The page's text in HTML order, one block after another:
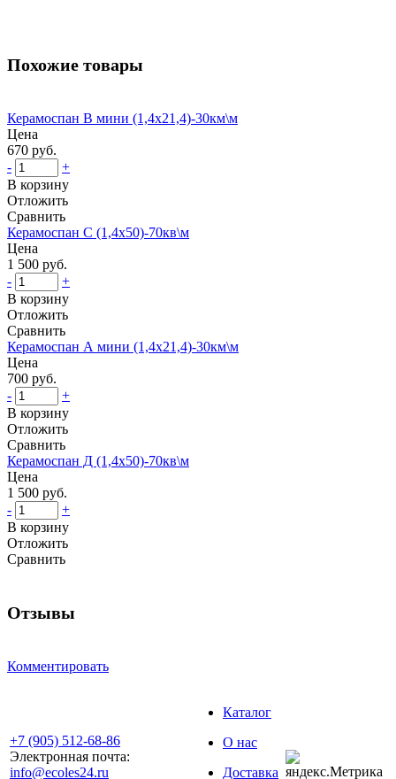
Похожие товары
Керамоспан В мини (1,4х21,4)-30км\м
Цена
670 руб.
-
+
В корзину
Отложить
Сравнить
Керамоспан С (1,4x50)-70кв\м
Цена
1 500 руб.
-
+
В корзину
Отложить
Сравнить
Керамоспан А мини (1,4х21,4)-30км\м
Цена
700 руб.
-
+
В корзину
Отложить
Сравнить
Керамоспан Д (1,4x50)-70кв\м
Цена
1 500 руб.
-
+
В корзину
Отложить
Сравнить
Отзывы
Комментировать
+7 (905) 512-68-86
Электронная почта:
info@ecoles24.ru
Каталог
О нас
Доставка